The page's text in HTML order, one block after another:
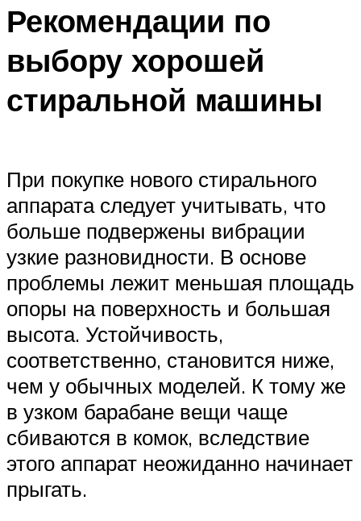
Рекомендации по
выбору хорошей
стиральной машины
При покупке нового стирального
аппарата следует учитывать, что
больше подвержены вибрации
узкие разновидности. В основе
проблемы лежит меньшая площадь
опоры на поверхность и большая
высота. Устойчивость,
соответственно, становится ниже,
чем у обычных моделей. К тому же
в узком барабане вещи чаще
сбиваются в комок, вследствие
этого аппарат неожиданно начинает
прыгать.